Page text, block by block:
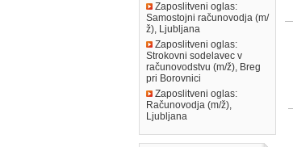
Zaposlitveni oglas:
Samostojni računovodja (m/
ž), Ljubljana
Zaposlitveni oglas:
Strokovni sodelavec v
računovodstvu (m/ž), Breg
pri Borovnici
Zaposlitveni oglas:
Računovodja (m/ž),
Ljubljana